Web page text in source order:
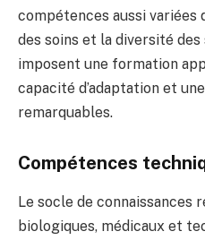
compétences aussi variées
des soins et la diversité
imposent une formation
capacité d’adaptation et
remarquables.
Compétences
Le socle de connaissances
biologiques, médicaux et